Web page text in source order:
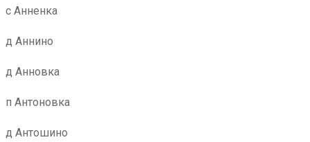
с Анненка
д Аннино
д Анновка
п Антоновка
д Антошино